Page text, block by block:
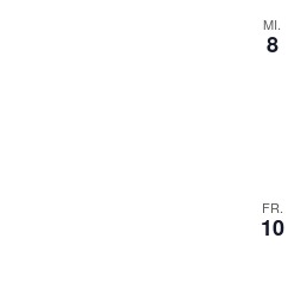
MI.
8
FR.
10